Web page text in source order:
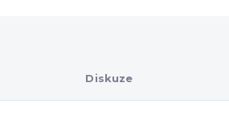
Diskuze